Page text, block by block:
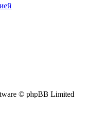
© phpBB Limited